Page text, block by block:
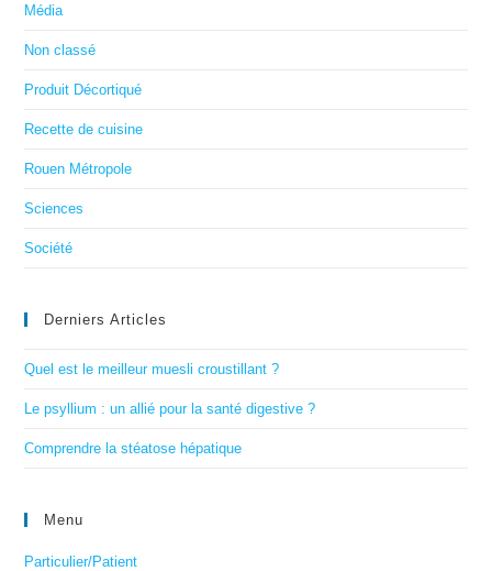
Média
Non classé
Produit Décortiqué
Recette de cuisine
Rouen Métropole
Sciences
Société
Derniers Articles
Quel est le meilleur muesli croustillant ?
Le psyllium : un allié pour la santé digestive ?
Comprendre la stéatose hépatique
Menu
Particulier/Patient